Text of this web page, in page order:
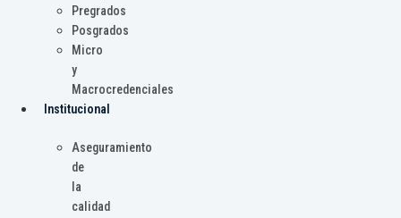
Pregrados
Posgrados
Micro
y
Macrocredenciales
Institucional
Aseguramiento
de
la
calidad